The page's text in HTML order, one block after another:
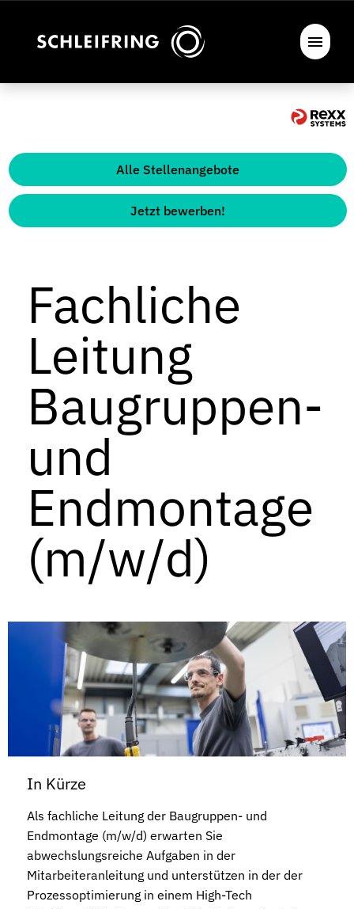
Alle Stellenangebote
Jetzt bewerben!
Fachliche
Leitung
Baugruppen-
und
Endmontage
(m/w/d)
In Kürze
Als fachliche Leitung der Baugruppen- und
Endmontage (m/w/d) erwarten Sie
abwechslungsreiche Aufgaben in der
Mitarbeiteranleitung und unterstützen in der der
Prozessoptimierung in einem High-Tech